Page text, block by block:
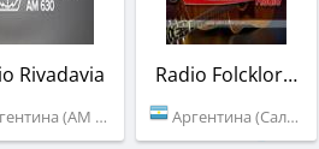
Rivadavia
(АМ 630)
Radio Folcklorica
Аргентина (Сальта)